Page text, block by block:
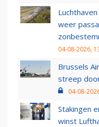
weer
04-08-2026,
Brussels
streep
04-08-
Stakingen
winst